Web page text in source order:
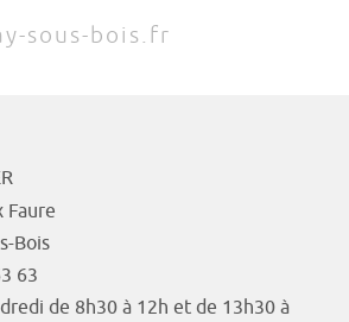
sous-bois.fr
Faure
Bois
63
de 8h30 à 12h et de 13h30 à